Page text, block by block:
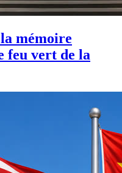
mémoire
feu vert de la